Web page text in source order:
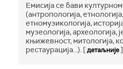
Емисија се бави
(антропологија, етнологија,
етномузикологија,
музеологија, археологија,
књижевност, митологија,
рестаурација...). [детаљније]